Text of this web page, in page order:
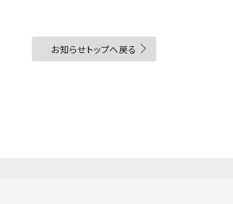
お知らせトップへ戻る